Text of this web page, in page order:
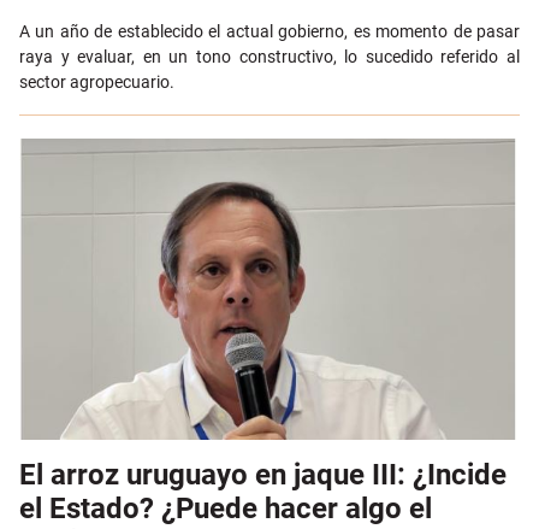
A un año de establecido el actual gobierno, es momento de pasar
raya y evaluar, en un tono constructivo, lo sucedido referido al
sector agropecuario.
El arroz uruguayo en jaque III: ¿Incide
el Estado? ¿Puede hacer algo el